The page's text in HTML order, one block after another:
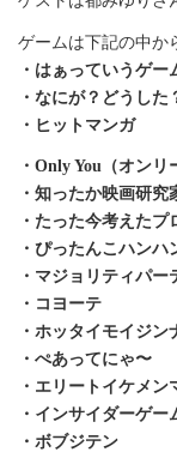
ゲームは下記の中か
・はぁっていうゲー
・なにが？どうした
・ヒットマンガ
・Only You（オンリ
・知ったか映画研究
・たった今考えた
・ぴったんこハンハ
・マジョリティパー
・コヨーテ
・ホッタイモイジン
・ぺあってにゃ〜
・エリートイケメン
・インサイダーゲー
・ボブジテン